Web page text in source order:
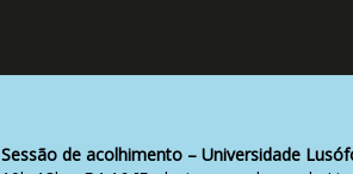
Sessão de acolhimento – Universidade